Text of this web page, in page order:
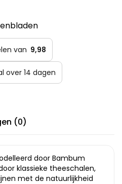
van 9,98
over 14 dagen
(0)
door Bambum
klassieke theeschalen,
met de natuurlijkheid